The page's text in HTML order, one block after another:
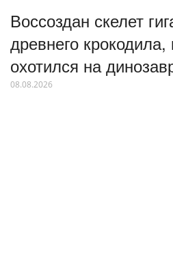
Воссоздан скелет
древнего крокодила,
охотился на
08.08.2026